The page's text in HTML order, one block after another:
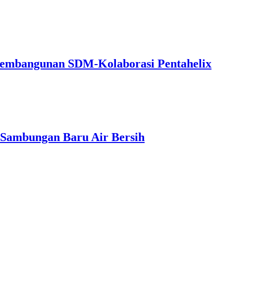
SDM-Kolaborasi Pentahelix
Baru Air Bersih